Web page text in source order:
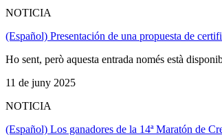
NOTICIA
(Español) Presentación de una propuesta de
Ho sent, però aquesta entrada només està
11 de juny 2025
NOTICIA
(Español) Los ganadores de la 14ª Maratón de